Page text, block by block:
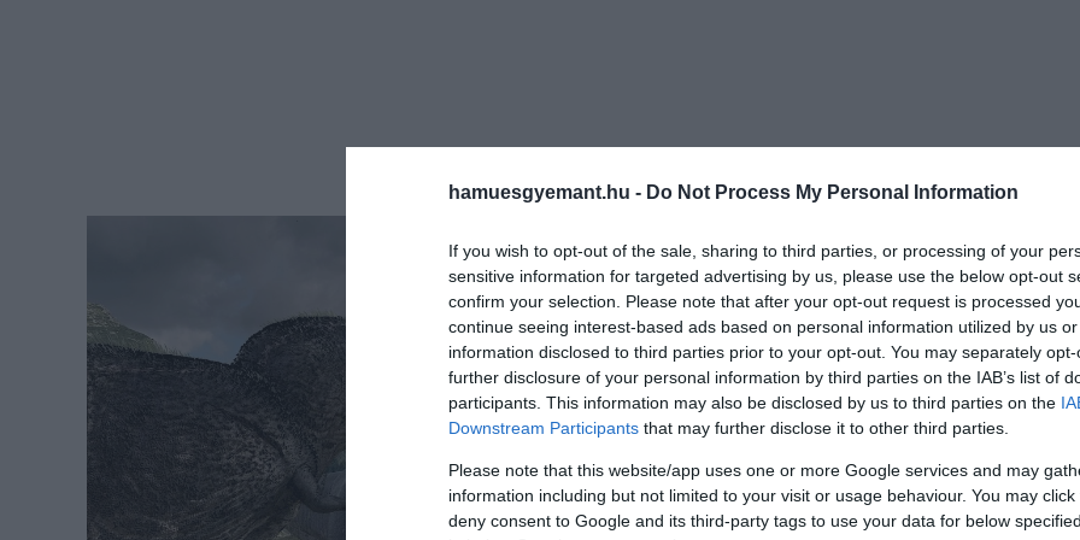
hamuesgyemant.hu - Do Not Process My Personal Information
If you wish to opt-out of the sale, sharing to third parties, or processing of your
sensitive information for targeted advertising by us, please use the below opt-out
confirm your selection. Please note that after your opt-out request is processed
continue seeing interest-based ads based on personal information utilized by us
information disclosed to third parties prior to your opt-out. You may separately
further disclosure of your personal information by third parties on the IAB’s list of
participants. This information may also be disclosed by us to third parties on the
Downstream Participants that may further disclose it to other third parties.
Please note that this website/app uses one or more Google services and may
information including but not limited to your visit or usage behaviour. You may
deny consent to Google and its third-party tags to use your data for below